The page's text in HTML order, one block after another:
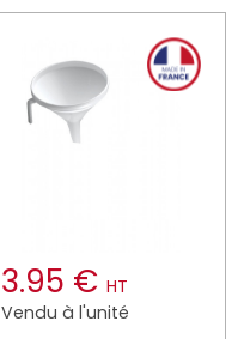
3.95 € HT
Vendu à l'unité